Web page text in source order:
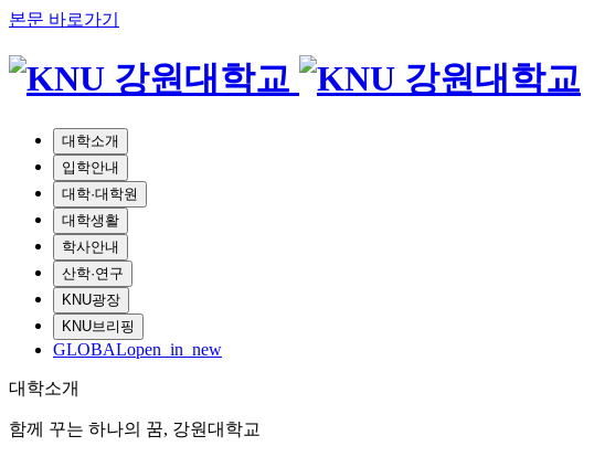
본문 바로가기
대학소개
입학안내
대학·대학원
대학생활
학사안내
산학·연구
KNU광장
KNU브리핑
GLOBALopen_in_new
대학소개
함께 꾸는 하나의 꿈, 강원대학교